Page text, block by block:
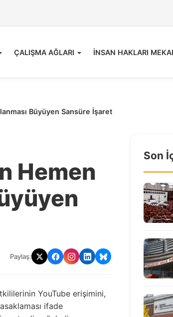
ÇALIŞMA AĞLARI İNSAN HAKLARI
Büyüyen Sansüre İşaret
Hemen
Paylaş:
YouTube erişimini,
ifade
Son